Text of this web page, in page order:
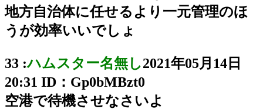
地方自治体に任せるより一元管理のほ
うが効率いいでしょ
33 :ハムスター名無し2021年05月14日
20:31 ID：Gp0bMBzt0
空港で待機させなさいよ